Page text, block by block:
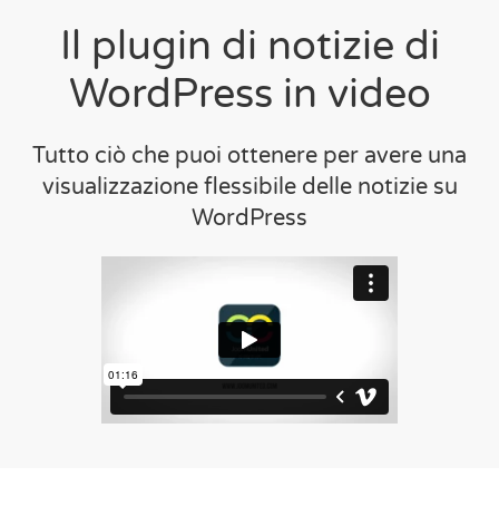
Il plugin di notizie di
WordPress in video
Tutto ciò che puoi ottenere per avere una
visualizzazione flessibile delle notizie su
WordPress